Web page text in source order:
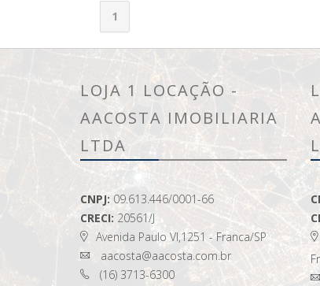
1
LOJA 1 LOCAÇÃO -
AACOSTA IMOBILIARIA
LTDA
CNPJ: 09.613.446/0001-66
CRECI: 20561/J
Avenida Paulo VI,1251 - Franca/SP
aacosta@aacosta.com.br
(16) 3713-6300